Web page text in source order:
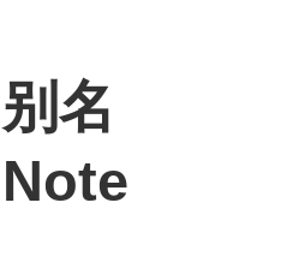
别名
Note